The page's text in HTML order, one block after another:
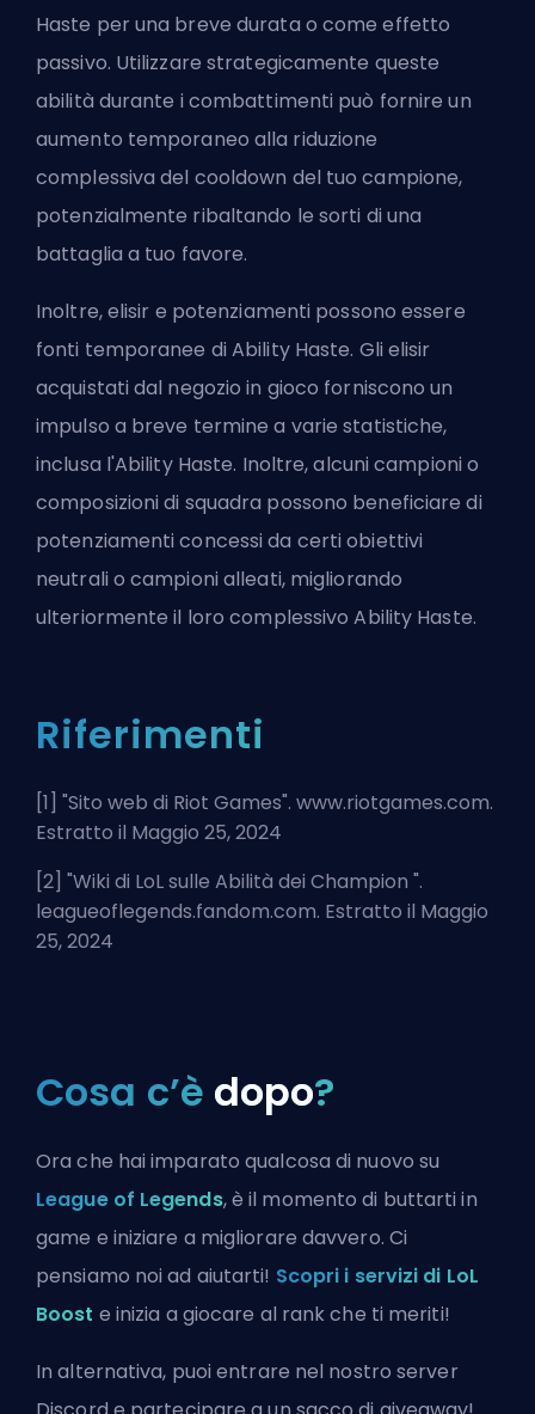
Haste per una breve durata o come effetto
passivo. Utilizzare strategicamente queste
abilità durante i combattimenti può fornire un
aumento temporaneo alla riduzione
complessiva del cooldown del tuo campione,
potenzialmente ribaltando le sorti di una
battaglia a tuo favore.
Inoltre, elisir e potenziamenti possono essere
fonti temporanee di Ability Haste. Gli elisir
acquistati dal negozio in gioco forniscono un
impulso a breve termine a varie statistiche,
inclusa l'Ability Haste. Inoltre, alcuni campioni o
composizioni di squadra possono beneficiare di
potenziamenti concessi da certi obiettivi
neutrali o campioni alleati, migliorando
ulteriormente il loro complessivo Ability Haste.
Riferimenti
[1] "Sito web di Riot Games". www.riotgames.com.
Estratto il Maggio 25, 2024
[2] "Wiki di LoL sulle Abilità dei Champion ".
leagueoflegends.fandom.com. Estratto il Maggio
25, 2024
Cosa c’è dopo?
Ora che hai imparato qualcosa di nuovo su
League of Legends, è il momento di buttarti in
game e iniziare a migliorare davvero. Ci
pensiamo noi ad aiutarti! Scopri i servizi di LoL
Boost e inizia a giocare al rank che ti meriti!
In alternativa, puoientrare nel nostro server